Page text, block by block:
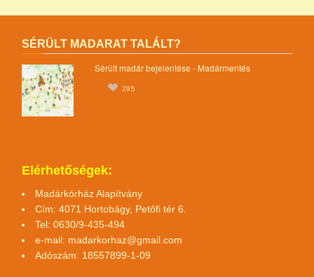
SÉRÜLT MADARAT TALÁLT?
Sérült madár bejelentése - Madármentés
295
Elérhetőségek:
Madárkórház Alapítvány
Cím: 4071 Hortobágy, Petőfi tér 6.
Tel: 0630/9-435-494
e-mail: madarkorhaz@gmail.com
Adószám: 18557899-1-09